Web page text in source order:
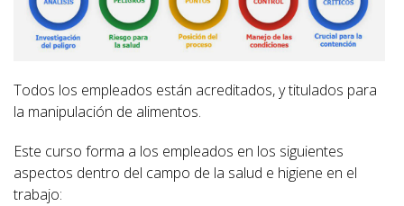
Todos los empleados están acreditados, y titulados para
la manipulación de alimentos.
Este curso forma a los empleados en los siguientes
aspectos dentro del campo de la salud e higiene en el
trabajo: